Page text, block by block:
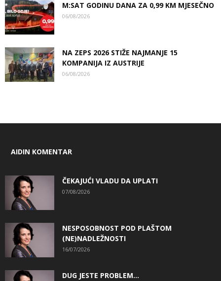
M:SAT GODINU DANA ZA 0,99 KM MJESEČNO
06/08/2026
NA ZEPS 2026 STIŽE NAJMANJE 15
KOMPANIJA IZ AUSTRIJE
06/08/2026
AIDIN KOMENTAR
ČEKAJUĆI VLADU DA UPLATI
07/08/2026
NESPOSOBNOST POD PLAŠTOM
(NE)NADLEŽNOSTI
16/07/2026
DUG JESTE PROBLEM…